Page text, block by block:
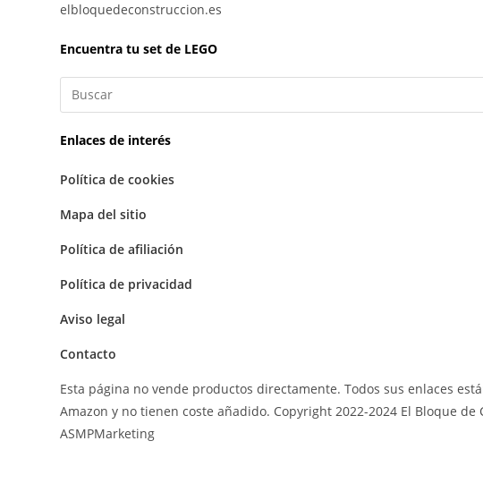
elbloquedeconstruccion.es
Encuentra tu set de LEGO
Enlaces de interés
Política de cookies
Mapa del sitio
Política de afiliación
Política de privacidad
Aviso legal
Contacto
Esta página no vende productos directamente. Todos sus enlaces
Amazon y no tienen coste añadido. Copyright 2022-2024 El Bloque
ASMPMarketing